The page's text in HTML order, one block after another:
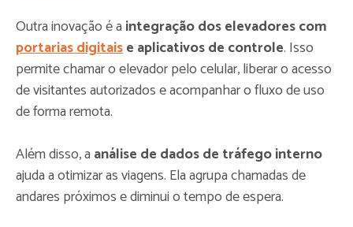
Outra inovação é a integração dos elevadores com
portarias digitaise aplicativos de controle. Isso
permite chamar o elevador pelo celular, liberar o acesso
de visitantes autorizados e acompanhar o fluxo de uso
de forma remota.
Além disso, a análise de dados de tráfego interno
ajuda a otimizar as viagens. Ela agrupa chamadas de
andares próximos e diminui o tempo de espera.